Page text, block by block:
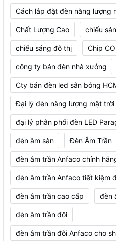
Cách lắp đặt đèn năng lượng
Chất Lượng Cao chiếu
chiếu sáng đô thị Chip
công ty bán đèn nhà xưởng
Cty bán đèn led sân bóng
Đại lý đèn năng lượng mặt trời
đại lý phân phối đèn LED
đèn âm sàn Đèn Âm Trần
đèn âm trần Anfaco chính
đèn âm trần Anfaco tiết kiệm
đèn âm trần cao cấp đèn
đèn âm trần đôi
đèn âm trần đôi Anfaco cho